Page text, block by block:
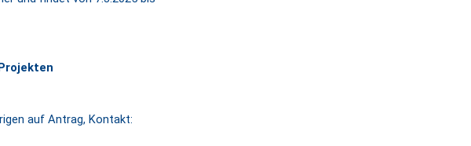
auf Antrag, Kontakt: